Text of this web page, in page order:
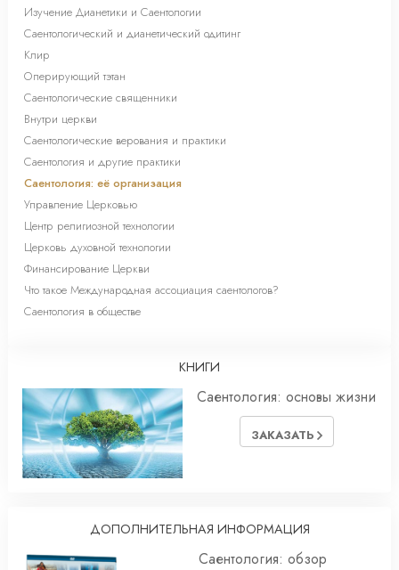
Изучение Дианетики и Саентологии
Саентологический и дианетический одитинг
Клир
Оперирующий тэтан
Саентологические священники
Внутри церкви
Саентологические верования и практики
Саентология и другие практики
Саентология: её организация
Управление Церковью
Центр религиозной технологии
Церковь духовной технологии
Финансирование Церкви
Что такое Международная ассоциация саентологов?
Саентология в обществе
КНИГИ
Саентология: основы жизни
ЗАКАЗАТЬ
ДОПОЛНИТЕЛЬНАЯ ИНФОРМАЦИЯ
Саентология: обзор